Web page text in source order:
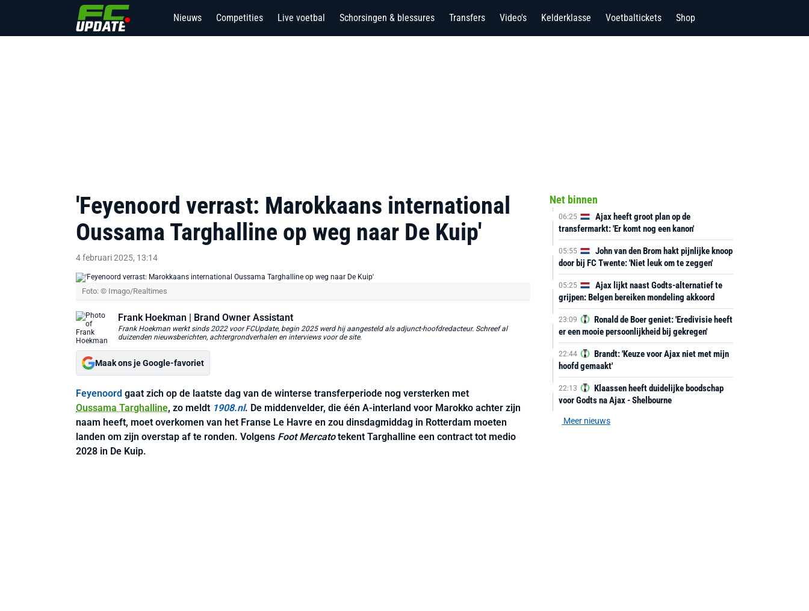
Nieuws Competities Live voetbal Schorsingen & blessures Transfers Video's Kelderklasse Voetbaltickets Shop
'Feyenoord verrast: Marokkaans international
Oussama Targhalline op weg naar De Kuip'
4 februari 2025, 13:14
Foto: © Imago/Realtimes
Frank Hoekman | Brand Owner Assistant
Frank Hoekman werkt sinds 2022 voor FCUpdate, begin 2025 werd hij aangesteld als adjunct-hoofdredacteur. Schreef al
duizenden nieuwsberichten, achtergrondverhalen en interviews voor de site.
Maak ons je Google-favoriet
Feyenoord gaat zich op de laatste dag van de winterse transferperiode nog versterken met
Oussama Targhalline, zo meldt 1908.nl. De middenvelder, die één A-interland voor Marokko achter zijn
naam heeft, moet overkomen van het Franse Le Havre en zou dinsdagmiddag in Rotterdam moeten
landen om zijn overstap af te ronden. Volgens Foot Mercatotekent Targhalline een contract tot medio
2028 in De Kuip.
Net binnen
06:25
Ajax heeft groot plan op de
transfermarkt: 'Er komt nog een kanon'
05:55
John van den Brom hakt pijnlijke knoop
door bij FC Twente: 'Niet leuk om te zeggen'
05:25
Ajax lijkt naast Godts-alternatief te
grijpen: Belgen bereiken mondeling akkoord
23:09
Ronald de Boer geniet: 'Eredivisie heeft
er een mooie persoonlijkheid bij gekregen'
22:44
Brandt: 'Keuze voor Ajax niet met mijn
hoofd gemaakt'
22:13
Klaassen heeft duidelijke boodschap
voor Godts na Ajax - Shelbourne
Meer nieuws